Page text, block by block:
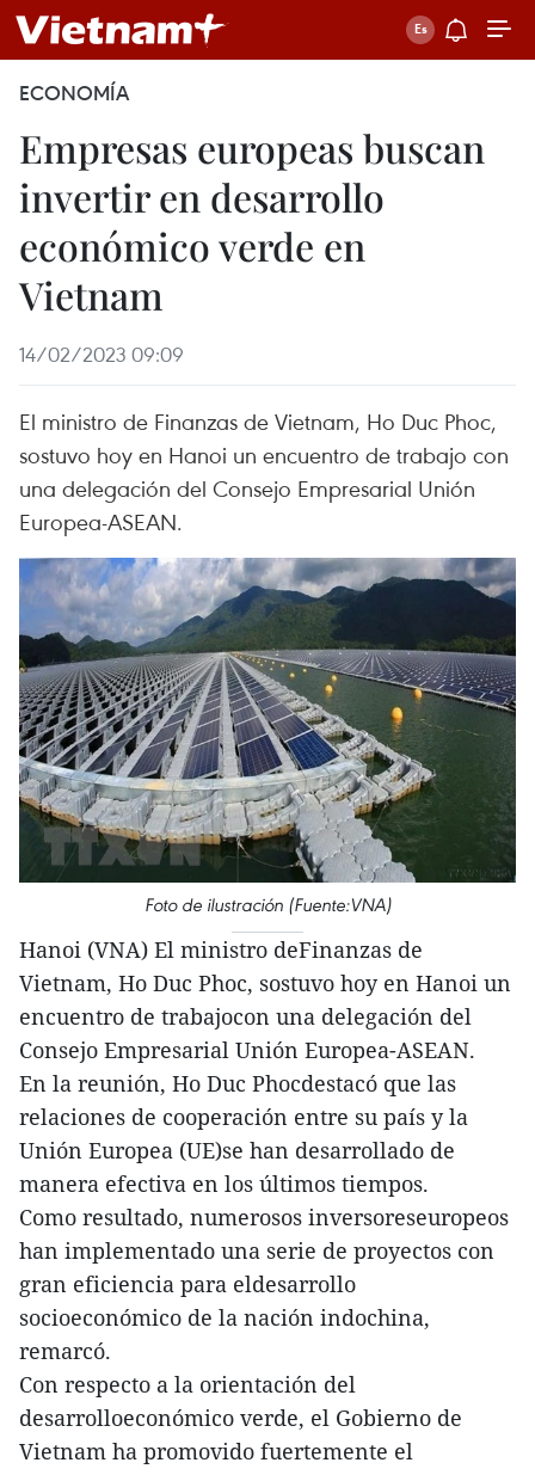
ECONOMÍA
Empresas europeas buscan
invertir en desarrollo
económico verde en
Vietnam
14/02/2023 09:09
El ministro de Finanzas de Vietnam, Ho Duc Phoc,
sostuvo hoy en Hanoi un encuentro de trabajo con
una delegación del Consejo Empresarial Unión
Europea-ASEAN.
Foto de ilustración (Fuente:VNA)
Hanoi (VNA) El ministro deFinanzas de
Vietnam, Ho Duc Phoc, sostuvo hoy en Hanoi un
encuentro de trabajocon una delegación del
Consejo Empresarial Unión Europea-ASEAN.
En la reunión, Ho Duc Phocdestacó que las
relaciones de cooperación entre su país y la
Unión Europea (UE)se han desarrollado de
manera efectiva en los últimos tiempos.
Como resultado, numerosos inversoreseuropeos
han implementado una serie de proyectos con
gran eficiencia para eldesarrollo
socioeconómico de la nación indochina,
remarcó.
Con respecto a la orientación del
desarrolloeconómico verde, el Gobierno de
Vietnam ha promovido fuertemente el